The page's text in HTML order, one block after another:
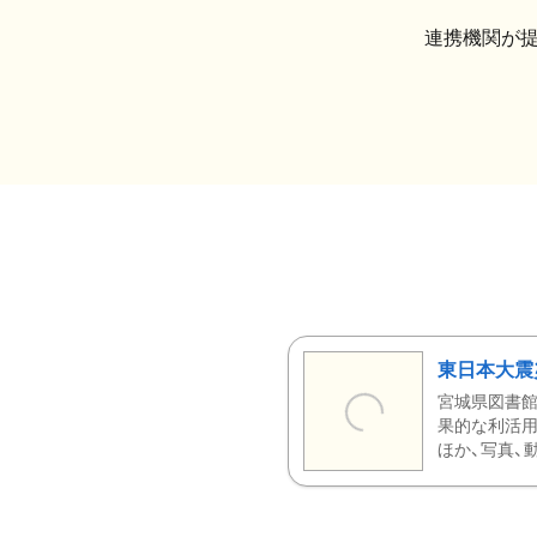
連携機関が
東日本大
宮城県図書
果的な利活
ほか、写真、